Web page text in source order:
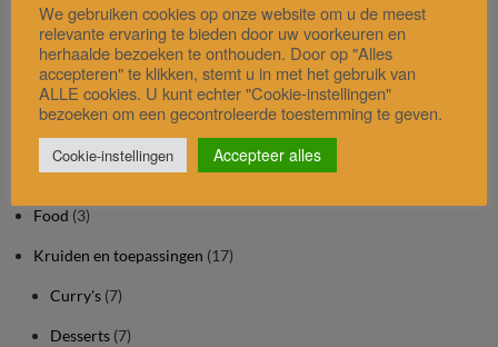
Foodblog rubrieken
Alles over…(8)
Bereidingswijzer(6)
Food (3)
Kruiden en toepassingen (17)
Curry's (7)
Desserts (7)
We gebruiken cookies op onze website om u de meest
relevante ervaring te bieden door uw voorkeuren en
herhaalde bezoeken te onthouden. Door op "Alles
accepteren" te klikken, stemt u in met het gebruik van
ALLE cookies. U kunt echter "Cookie-instellingen"
bezoeken om een gecontroleerde toestemming te geven.
Cookie-instellingen Accepteer alles